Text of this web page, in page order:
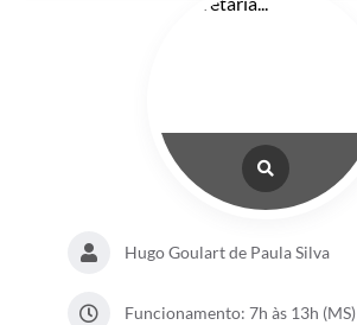
Plano de Contratações Anual
PNAB (Política Nacional Aldir Blanc)
Formulário
Hugo Goulart de Paula Silva
Funcionamento: 7h às 13h (MS)